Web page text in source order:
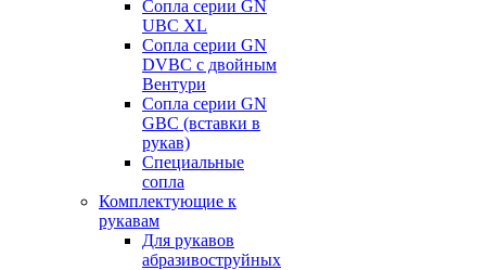
Сопла серии GN
UBC XL
Сопла серии GN
DVBC с двойным
Вентури
Сопла серии GN
GBC (вставки в
рукав)
Специальные
сопла
Комплектующие к
рукавам
Для рукавов
абразивоструйных